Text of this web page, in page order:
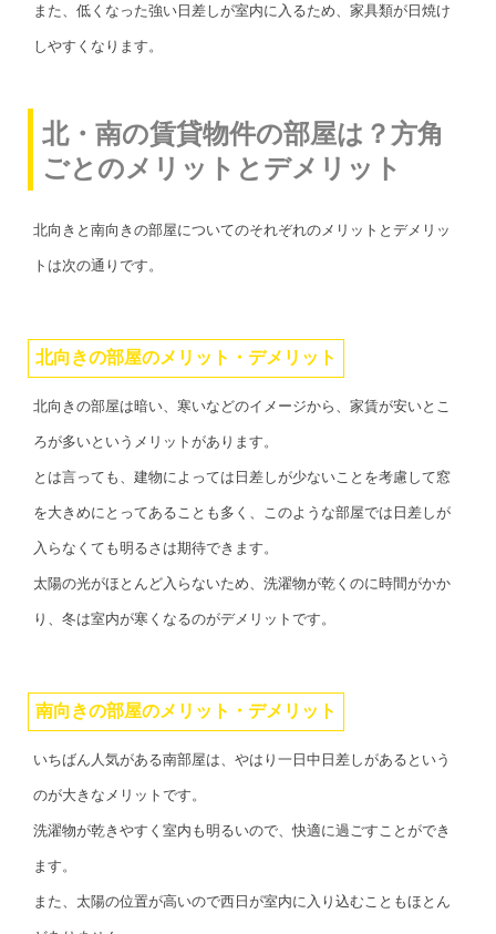
また、低くなった強い日差しが室内に入るため、家具類が日焼け
しやすくなります。
北・南の賃貸物件の部屋は？方角
ごとのメリットとデメリット
北向きと南向きの部屋についてのそれぞれのメリットとデメリッ
トは次の通りです。
北向きの部屋のメリット・デメリット
北向きの部屋は暗い、寒いなどのイメージから、家賃が安いとこ
ろが多いというメリットがあります。
とは言っても、建物によっては日差しが少ないことを考慮して窓
を大きめにとってあることも多く、このような部屋では日差しが
入らなくても明るさは期待できます。
太陽の光がほとんど入らないため、洗濯物が乾くのに時間がかか
り、冬は室内が寒くなるのがデメリットです。
南向きの部屋のメリット・デメリット
いちばん人気がある南部屋は、やはり一日中日差しがあるという
のが大きなメリットです。
洗濯物が乾きやすく室内も明るいので、快適に過ごすことができ
ます。
また、太陽の位置が高いので西日が室内に入り込むこともほとん